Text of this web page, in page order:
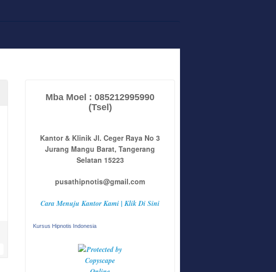
Mba Moel : 085212995990
(Tsel)
Kantor & Klinik Jl. Ceger Raya No 3
Jurang Mangu Barat, Tangerang
Selatan 15223
pusathipnotis@gmail.com
Cara Menuju Kantor Kami | Klik Di Sini
Kursus Hipnotis Indonesia